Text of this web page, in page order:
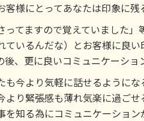
客様にとってあなたは印象に残
てますので覚えていました」
ているんだな）とお客様に良い
、更に良いコミュニケーショ
今より気軽に話せるようにな
り緊張感も薄れ気楽に過ごせ
を知る為にコミュニケーション